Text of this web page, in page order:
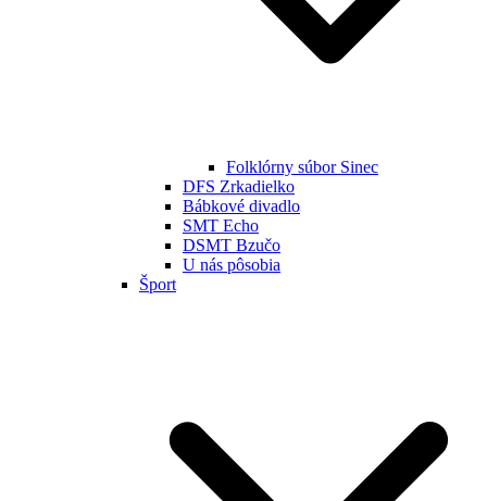
Folklórny súbor Sinec
DFS Zrkadielko
Bábkové divadlo
SMT Echo
DSMT Bzučo
U nás pôsobia
Šport